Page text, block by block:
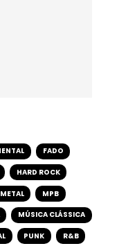
FADO
HARD ROCK
METAL MPB
MÚSICA CLÁSSICA
PUNK R&B